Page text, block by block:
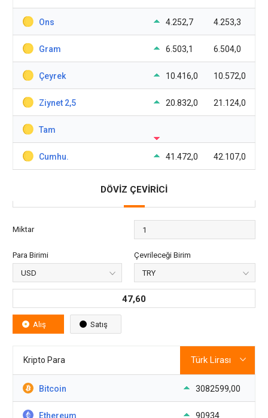
Ons 4.252,7 4.253,3
Gram 6.503,1 6.504,0
Çeyrek 10.416,0 10.572,0
Ziynet 2,5 20.832,0 21.124,0
Tam
Cumhu. 41.472,0 42.107,0
DÖVİZ ÇEVİRİCİ
Miktar
Para Birimi Çevrileceği Birim
47,60
Alış Satış
Kripto Para
Bitcoin 3082599,00
Ethereum 90934